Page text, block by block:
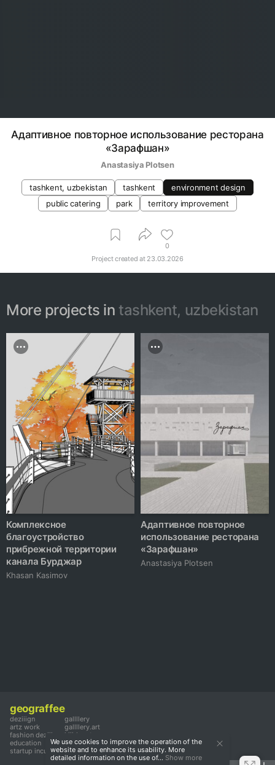
Адаптивное повторное использование ресторана
«Зарафшан»
Anastasiya Plotsen
tashkent, uzbekistan tashkent
environment design
public catering
park territory improvement
0
Project created at 23.03.2026
More projects in tashkent, uzbekistan
Комплексное
благоустройство
прибрежной территории
канала Бурджар
Khasan Kasimov
Адаптивное повторное
использование ресторана
«Зарафшан»
Anastasiya Plotsen
geograffee
deziiign
artz work
fashion deziiign
education
startup incubator
gallllery
gallllery.art
kiiids.art
We use cookies to improve the operation of the
website and to enhance its usability. More
detailed information on the use of... Show more